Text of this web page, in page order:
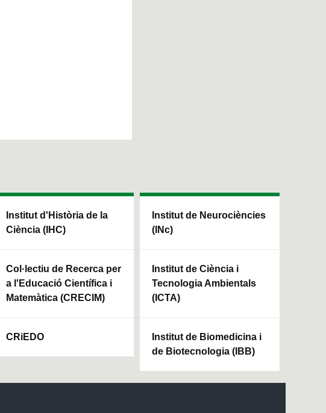
Institut d'Història de la
Ciència (IHC)
Col·lectiu de Recerca per
a l'Educació Científica i
Matemàtica (CRECIM)
CRiEDO
Institut de Neurociències
(INc)
Institut de Ciència i
Tecnologia Ambientals
(ICTA)
Institut de Biomedicina i
de Biotecnologia (IBB)